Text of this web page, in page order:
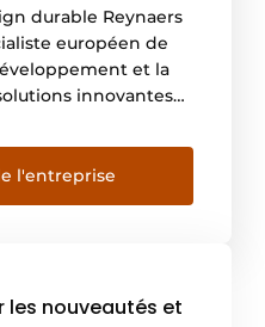
durable Reynaers
européen de
et la
innovantes
de fenêtres,
coulissantes,
Reynaers
énergétique et
au cœur
l'entreprise
les nouveautés et